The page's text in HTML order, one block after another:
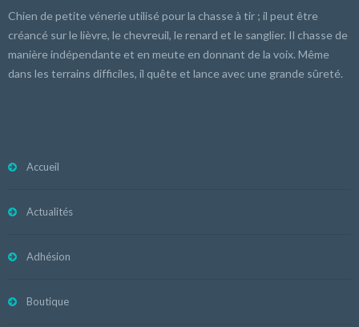
Chien de petite vénerie utilisé pour la chasse à tir ; il peut être
créancé sur le lièvre, le chevreuil, le renard et le sanglier. Il chasse de
manière indépendante et en meute en donnant de la voix. Même
dans les terrains difficiles, il quête et lance avec une grande sûreté.
Accueil
Actualités
Adhésion
Boutique